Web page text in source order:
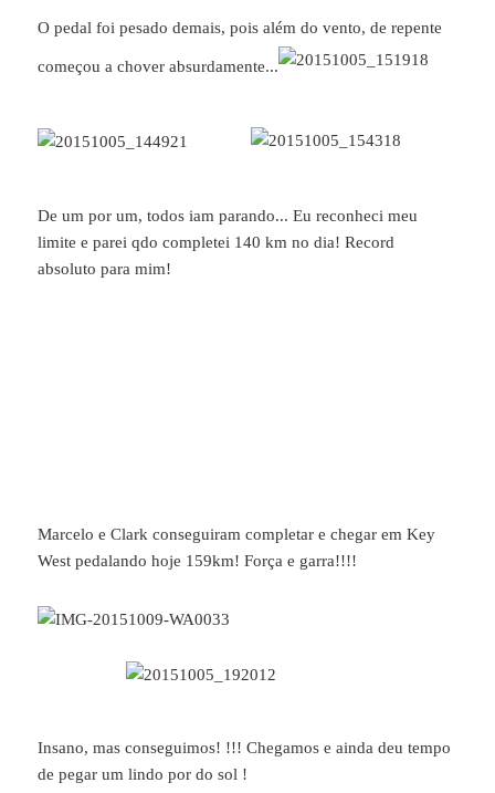
O pedal foi pesado demais, pois além do vento, de repente
começou a chover absurdamente...
De um por um, todos iam parando... Eu reconheci meu
limite e parei qdo completei 140 km no dia! Record
absoluto para mim!
Marcelo e Clark conseguiram completar e chegar em Key
West pedalando hoje 159km! Força e garra!!!!
Insano, mas conseguimos! !!! Chegamos e ainda deu tempo
de pegar um lindo por do sol !